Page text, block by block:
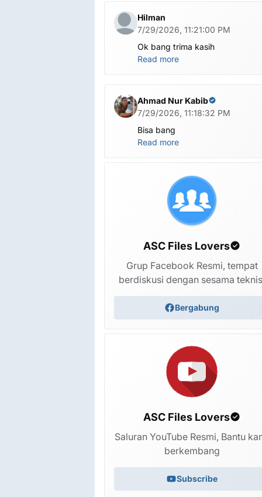
Hilman
7/29/2026, 11:21:00 PM
Ok bang trima kasih
Read more
Ahmad Nur Kabib
7/29/2026, 11:18:32 PM
Bisa bang
Read more
ASC Files Lovers
Grup Facebook Resmi, tempat
berdiskusi dengan sesama
Bergabung
ASC Files Lovers
Saluran YouTube Resmi, Bantu
berkembang
Subscribe